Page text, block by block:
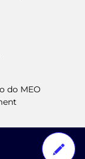
do MEO